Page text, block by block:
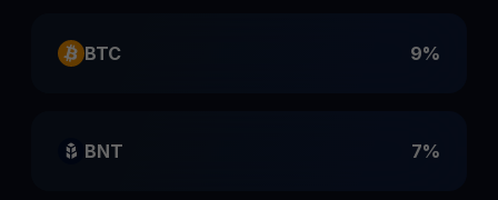
BTC 9%
BNT 7%